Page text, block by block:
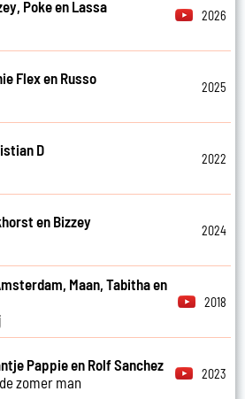
Poke en Lassa
2026
Flex en Russo
2025
D
2022
en Bizzey
2024
Maan, Tabitha en
2018
Pappie en Rolf Sanchez
zomer man
2023